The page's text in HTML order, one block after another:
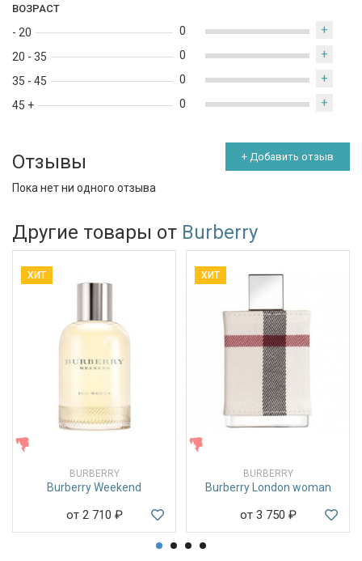
ВОЗРАСТ
- 20
20 - 35
35 - 45
45 +
0 +
0 +
0 +
0 +
Отзывы + Добавить отзыв
Пока нет ни одного отзыва
Другие товары от Burberry
ХИТ
BURBERRY
Burberry Weekend
от 2 710 ₽
ХИТ
BURBERRY
Burberry London woman
от 3 750 ₽